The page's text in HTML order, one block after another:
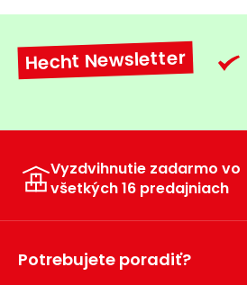
Hecht Newsletter
Vyzdvihnutie zadarmo vo
všetkých 16 predajniach
Potrebujete poradiť?